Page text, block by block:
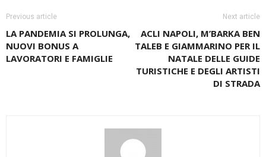
Previous article
LA PANDEMIA SI PROLUNGA,
NUOVI BONUS A
LAVORATORI E FAMIGLIE
Next article
ACLI NAPOLI, M’BARKA BEN
TALEB E GIAMMARINO PER IL
NATALE DELLE GUIDE
TURISTICHE E DEGLI ARTISTI
DI STRADA